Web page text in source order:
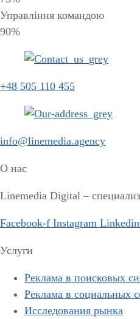
Управління командою
90%
+48 505 110 455
info@linemedia.agency
О нас
Linemedia Digital –
Facebook-f Instagram
Услуги
Реклама в поисковых
Реклама в социальных
Исследования рынка